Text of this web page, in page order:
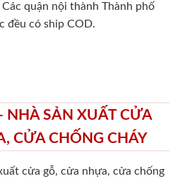
quận nội thành Thành phố
đều có ship COD.
NHÀ SẢN XUẤT CỬA
CỬA CHỐNG CHÁY
cửa gỗ, cửa nhựa, cửa chống